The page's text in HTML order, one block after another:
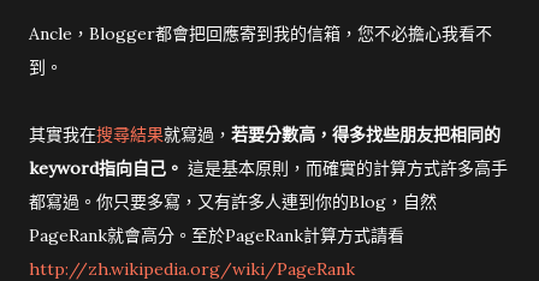
Ancle，Blogger都會把回應寄到我的信箱，您不必擔心我看不
到。
其實我在搜尋結果就寫過， 若要分數高，得多找些朋友把相同的
keyword指向自己。 這是基本原則，而確實的計算方式許多高手
都寫過。你只要多寫，又有許多人連到你的Blog，自然
PageRank就會高分。至於PageRank計算方式請看
http://zh.wikipedia.org/wiki/PageRank